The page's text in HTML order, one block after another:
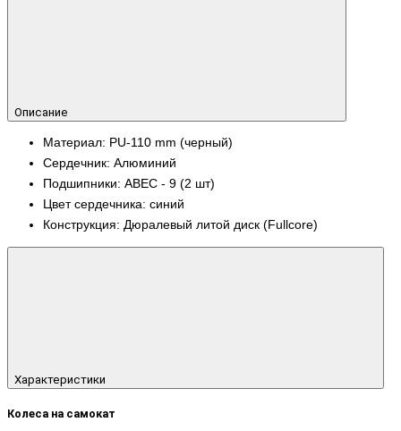
Описание
Материал: PU-110 mm (черный)
Сердечник: Алюминий
Подшипники: ABEC - 9 (2 шт)
Цвет сердечника: синий
Конструкция: Дюралевый литой диск (Fullcore)
Характеристики
Колеса на самокат